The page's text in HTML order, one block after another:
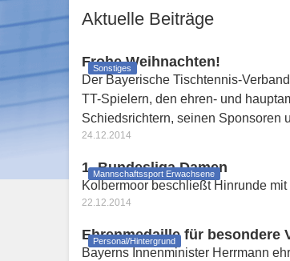
Aktuelle Beiträge
Sonstiges
Frohe Weihnachten!
Der Bayerische Tischtennis-
TT-Spielern, den ehren- und
Schiedsrichtern, seinen Sponsoren
24.12.2014
Mannschaftssport Erwachsene
1. Bundesliga Damen
Kolbermoor beschließt Hinrunde
22.12.2014
Personal/Hintergrund
Ehrenmedaille für besondere
Bayerns Innenminister Herrmann